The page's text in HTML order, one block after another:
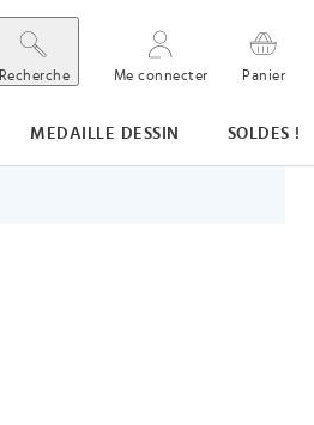
Recherche Me connecter Panier
MEDAILLE DESSIN SOLDES !